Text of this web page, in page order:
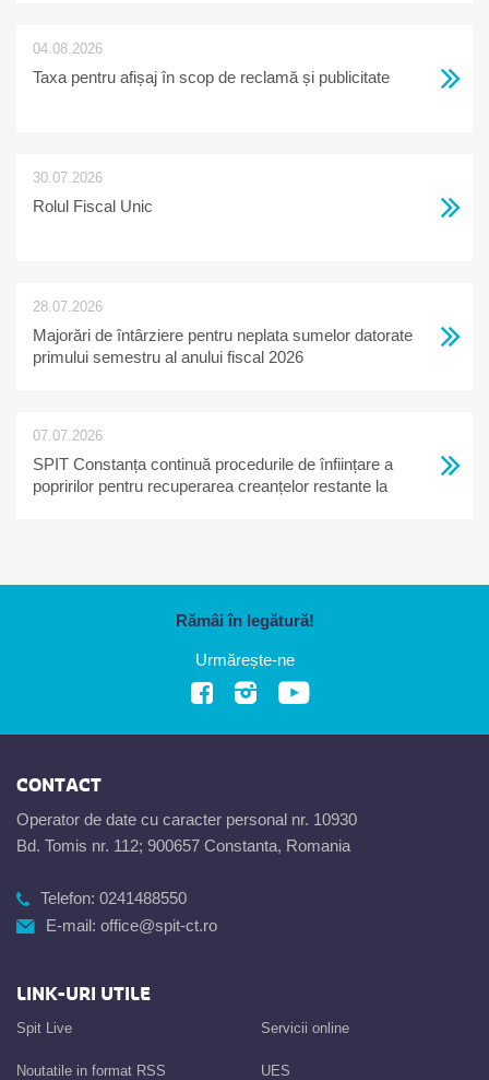
04.08.2026
Taxa pentru afișaj în scop de reclamă și publicitate
30.07.2026
Rolul Fiscal Unic
28.07.2026
Majorări de întârziere pentru neplata sumelor datorate
primului semestru al anului fiscal 2026
07.07.2026
SPIT Constanța continuă procedurile de înființare a
popririlor pentru recuperarea creanțelor restante la
Rămâi în legătură!
Urmărește-ne
CONTACT
Operator de date cu caracter personal nr. 10930
Bd. Tomis nr. 112; 900657 Constanta, Romania
Telefon: 0241488550
E-mail: office@spit-ct.ro
LINK-URI UTILE
Spit Live
Noutatile in format RSS
Servicii online
UES